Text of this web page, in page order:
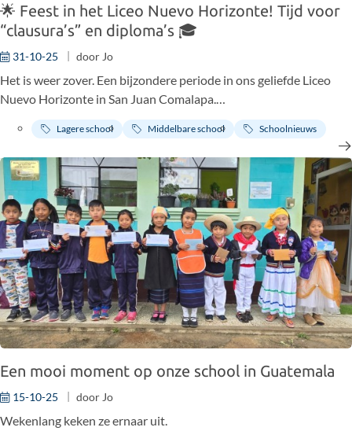
🌟 Feest in het Liceo Nuevo Horizonte! Tijd voor
“clausura’s” en diploma’s 🎓
31-10-25 door Jo
Het is weer zover. Een bijzondere periode in ons geliefde Liceo
Nuevo Horizonte in San Juan Comalapa.
De geur van dennetakken vult de lucht, het schoolplein bruist van
activiteit, en de trots is van ieders gezicht af te lezen.
Want het is clausuratijd. Het moment waarop onze leerlingen hun
inspanningen van een heel schooljaar vieren! 🎉
Lagere school Middelbare school Schoolnieuws
Een mooi moment op onze school in Guatemala
15-10-25 door Jo
Wekenlang keken ze ernaar uit.